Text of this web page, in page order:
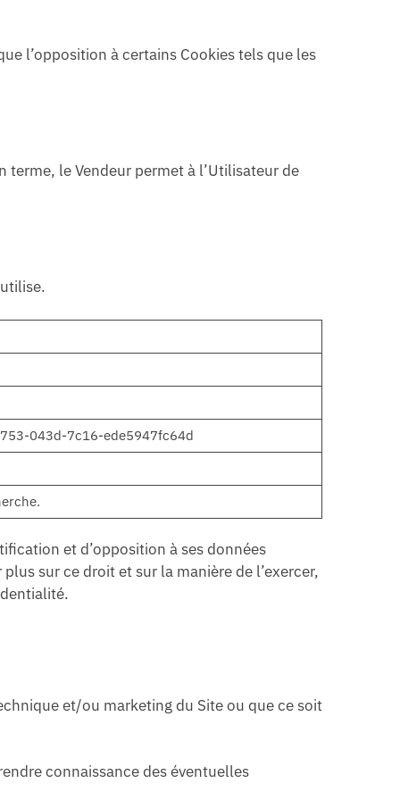
l’opposition à certains Cookies tels que les
le Vendeur permet à l’Utilisateur de
043d-7c16-ede5947fc64d
et d’opposition à ses données
sur ce droit et sur la manière de l’exercer,
et/ou marketing du Site ou que ce soit
connaissance des éventuelles